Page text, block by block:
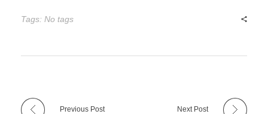
Tags: No tags
Previous Post Next Post